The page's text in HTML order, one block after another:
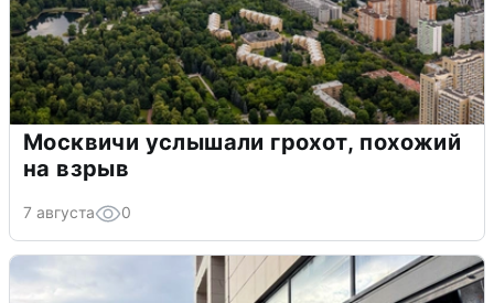
Москвичи услышали грохот, похожий
на взрыв
7 августа 0